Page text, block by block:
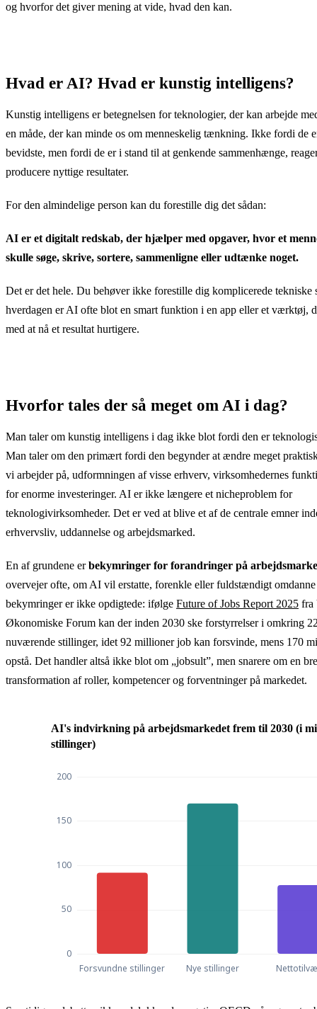
og hvorfor det giver mening at vide, hvad den kan.
Hvad er AI? Hvad er kunstig intelligens?
Kunstig intelligens er betegnelsen for teknologier, der kan arbejde
en måde, der kan minde os om menneskelig tænkning. Ikke fordi de
bevidste, men fordi de er i stand til at genkende sammenhænge,
producere nyttige resultater.
For den almindelige person kan du forestille dig det sådan:
AI er et digitalt redskab, der hjælper med opgaver, hvor et
skulle søge, skrive, sortere, sammenligne eller udtænke noget.
Det er det hele. Du behøver ikke forestille dig komplicerede tekniske
hverdagen er AI ofte blot en smart funktion i en app eller et værktøj,
med at nå et resultat hurtigere.
Hvorfor tales der så meget om AI i dag?
Man taler om kunstig intelligens i dag ikke blot fordi den er
Man taler om den primært fordi den begynder at ændre meget
vi arbejder på, udformningen af visse erhverv, virksomhedernes
for enorme investeringer. AI er ikke længere et nicheproblem for
teknologivirksomheder. Det er ved at blive et af de centrale emner
erhvervsliv, uddannelse og arbejdsmarked.
En af grundene erbekymringer for forandringer på
overvejer ofte, om AI vil erstatte, forenkle eller fuldstændigt
bekymringer er ikke opdigtede: ifølge Future of Jobs Report 2025 fra
Økonomiske Forum kan der inden 2030 ske forstyrrelser i omkring
nuværende stillinger, idet 92 millioner job kan forsvinde, mens 170
opstå. Det handler altså ikke blot om „jobsult”, men snarere om en
transformation af roller, kompetencer og forventninger på markedet.
AI's indvirkning på arbejdsmarkedet frem til 2030 (i
stillinger)